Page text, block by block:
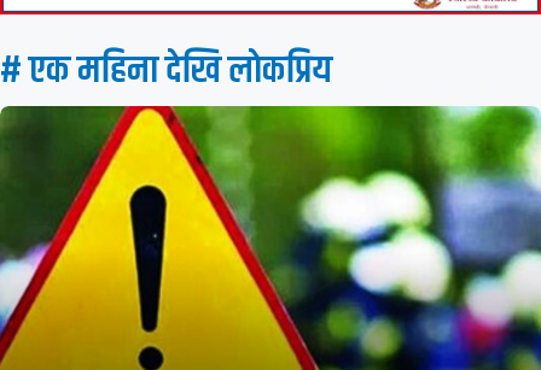
# एक महिना देखि लाेकप्रिय